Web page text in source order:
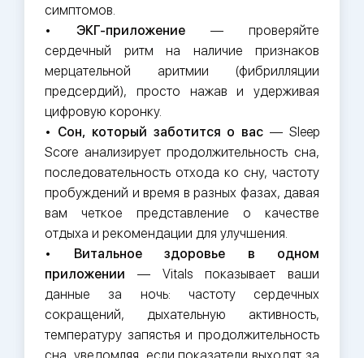
симптомов.
• ЭКГ-приложение — проверяйте
сердечный ритм на наличие признаков
мерцательной аритмии (фибрилляции
предсердий), просто нажав и удерживая
цифровую коронку.
• Сон, который заботится о вас — Sleep
Score анализирует продолжительность сна,
последовательность отхода ко сну, частоту
пробуждений и время в разных фазах, давая
вам четкое представление о качестве
отдыха и рекомендации для улучшения.
•
Витальное здоровье в одном
приложении — Vitals показывает ваши
данные за ночь: частоту сердечных
сокращений, дыхательную активность,
температуру запястья и продолжительность